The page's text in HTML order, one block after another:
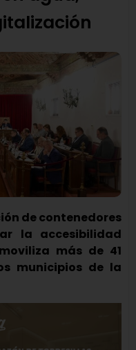
de contenedores
la accesibilidad
más de 41
municipios de la